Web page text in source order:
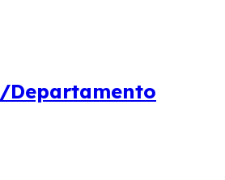
Departamento